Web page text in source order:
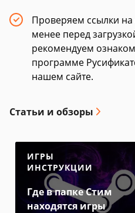
Проверяем ссылки на
менее перед
рекомендуем
программе
нашем сайте.
Статьи и обзоры
ИГРЫ
ИНСТРУКЦИИ
Где в папке Стим
находятся игры